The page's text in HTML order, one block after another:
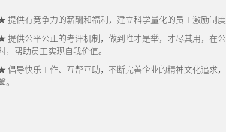
提供有竞争力的薪酬和福利，建立科学量化的员工激励制度
提供公平公正的考评机制，做到唯才是举，才尽其用，在
，帮助员工实现自我价值。
倡导快乐工作、互帮互助，不断完善企业的精神文化追求
。